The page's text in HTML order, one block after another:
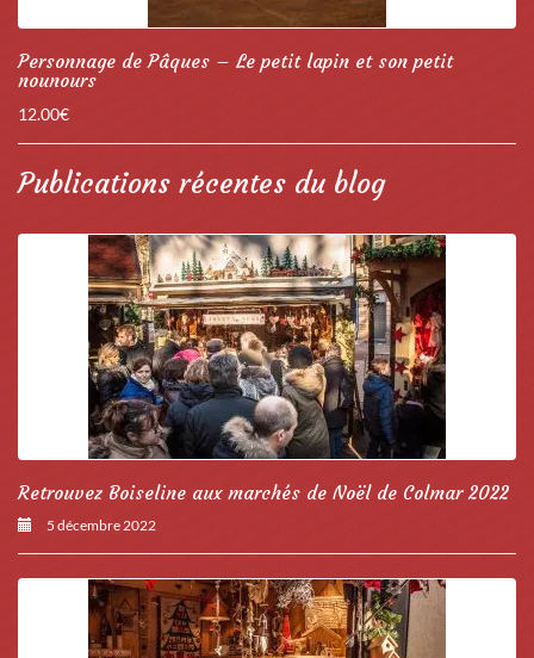
Personnage de Pâques – Le petit lapin et son petit
nounours
12.00€
Publications récentes du blog
Retrouvez Boiseline aux marchés de Noël de Colmar 2022
5 décembre 2022